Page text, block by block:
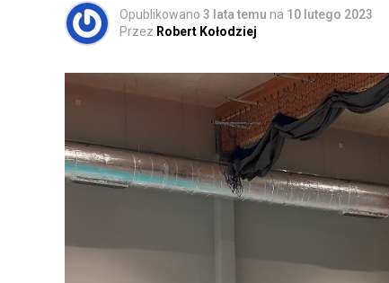
Opublikowano 3 lata temu na 10 lutego 2023
Przez Robert Kołodziej